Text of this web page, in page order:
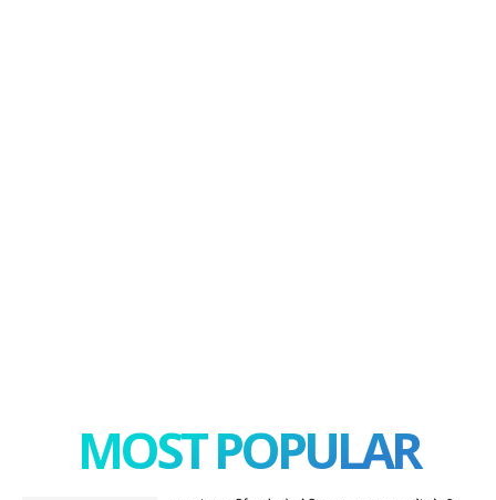
MOST POPULAR